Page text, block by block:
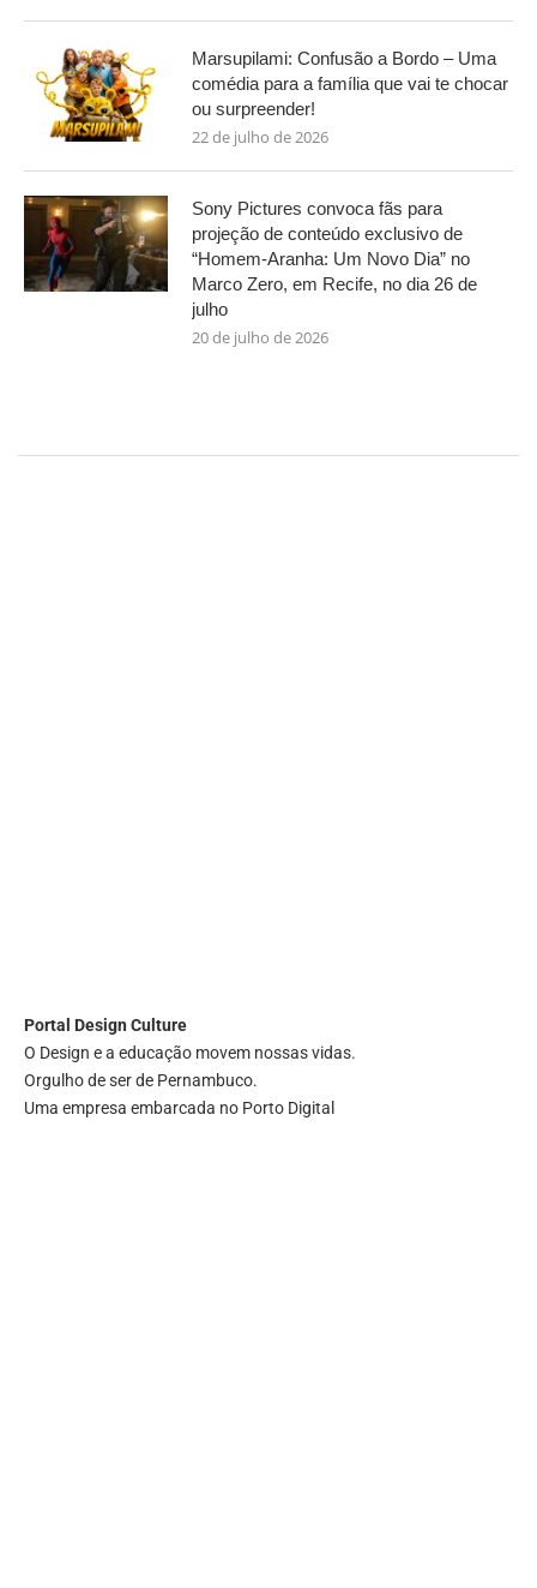
Marsupilami: Confusão a Bordo – Uma
comédia para a família que vai te chocar
ou surpreender!
22 de julho de 2026
Sony Pictures convoca fãs para
projeção de conteúdo exclusivo de
“Homem-Aranha: Um Novo Dia” no
Marco Zero, em Recife, no dia 26 de
julho
20 de julho de 2026
Portal Design Culture
O Design e a educação movem nossas vidas.
Orgulho de ser de Pernambuco.
Uma empresa embarcada no Porto Digital